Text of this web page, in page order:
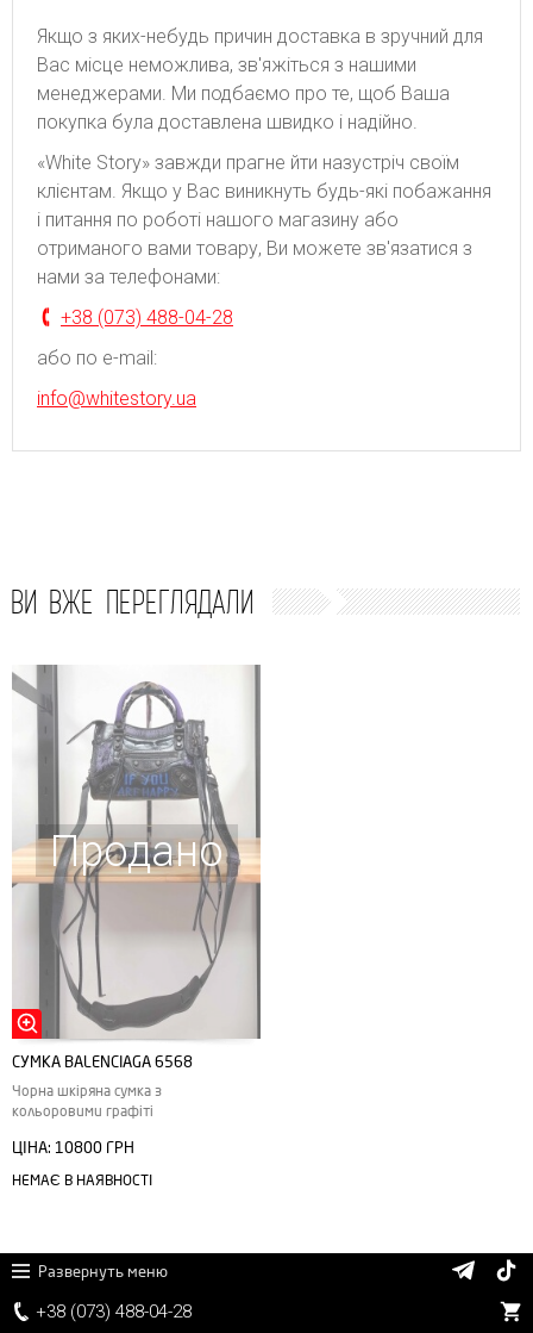
+38 (073) 488-04-28
Якщо з яких-небудь причин доставка в зручний для
Вас місце неможлива, зв'яжіться з нашими
менеджерами. Ми подбаємо про те, щоб Ваша
покупка була доставлена швидко і надійно.
«White Story» завжди прагне йти назустріч своїм
клієнтам. Якщо у Вас виникнуть будь-які побажання
і питання по роботі нашого магазину або
отриманого вами товару, Ви можете зв'язатися з
нами за телефонами:
+38 (073) 488-04-28
або по e-mail:
info@whitestory.ua
ВИ ВЖЕ ПЕРЕГЛЯДАЛИ
Продано
СУМКА BALENCIAGA 6568
Чорна шкіряна сумка з
кольоровими графіті
ЦІНА: 10800 ГРН
НЕМАЄ В НАЯВНОСТІ
Развернуть меню